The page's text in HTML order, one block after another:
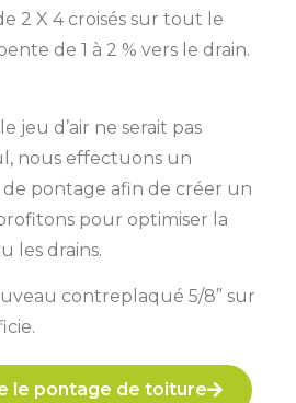
2 X 4 croisés sur tout le
de 1 à 2 % vers le drain.
jeu d’air ne serait pas
nous effectuons un
pontage afin de créer un
pour optimiser la
les drains.
contreplaqué 5/8” sur
le pontage de toiture